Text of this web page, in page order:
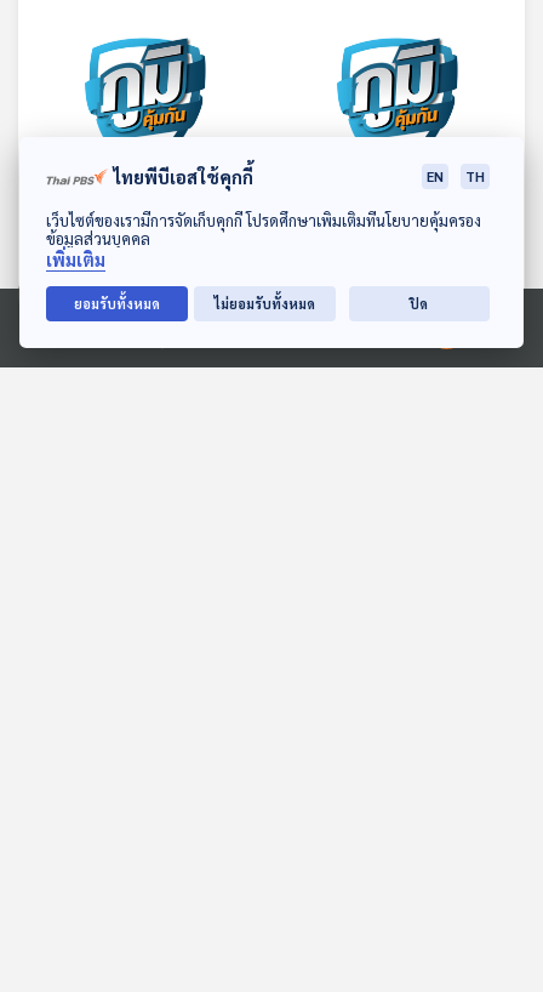
ดาวน์โหลด Thai PBS Podcast Application
Ⓒ 2020 องค์การกระจายเสียงและแพร่ภาพสาธารณะแห่งประเทศไทย
คิดหลังให้ดีก่อน
44:38
การจัดการปัญหาสินค้า
เครื่องใช้ไฟฟ้าไร้ มอก. ขาย
เกลื่อนแพลตฟอร์มออนไลน์
/ กาแฟกับแม่ลูกอ่อน
ภูมิคุ้มกัน
44:38
หนุ่มอินฟลูฯ ถูกหลอกเปิด
ดาวน์แต่ไม่ได้บ้าน / โปรไบ
โอติก พรีไบโอติก ซินไบโอ
ติก ซิมไบโอติก คืออะไร
ภูมิคุ้มกัน
ไทยพีบีเอสใช้คุกกี้ EN TH
เว็บไซต์ของเรามีการจัดเก็บคุกกี้ โปรดศึกษาเพิ่มเติมที่นโยบายคุ้มครอง
ข้อมูลส่วนบุคคล
เพิ่มเติม
ยอมรับทั้งหมด ไม่ยอมรับทั้งหมด ปิด